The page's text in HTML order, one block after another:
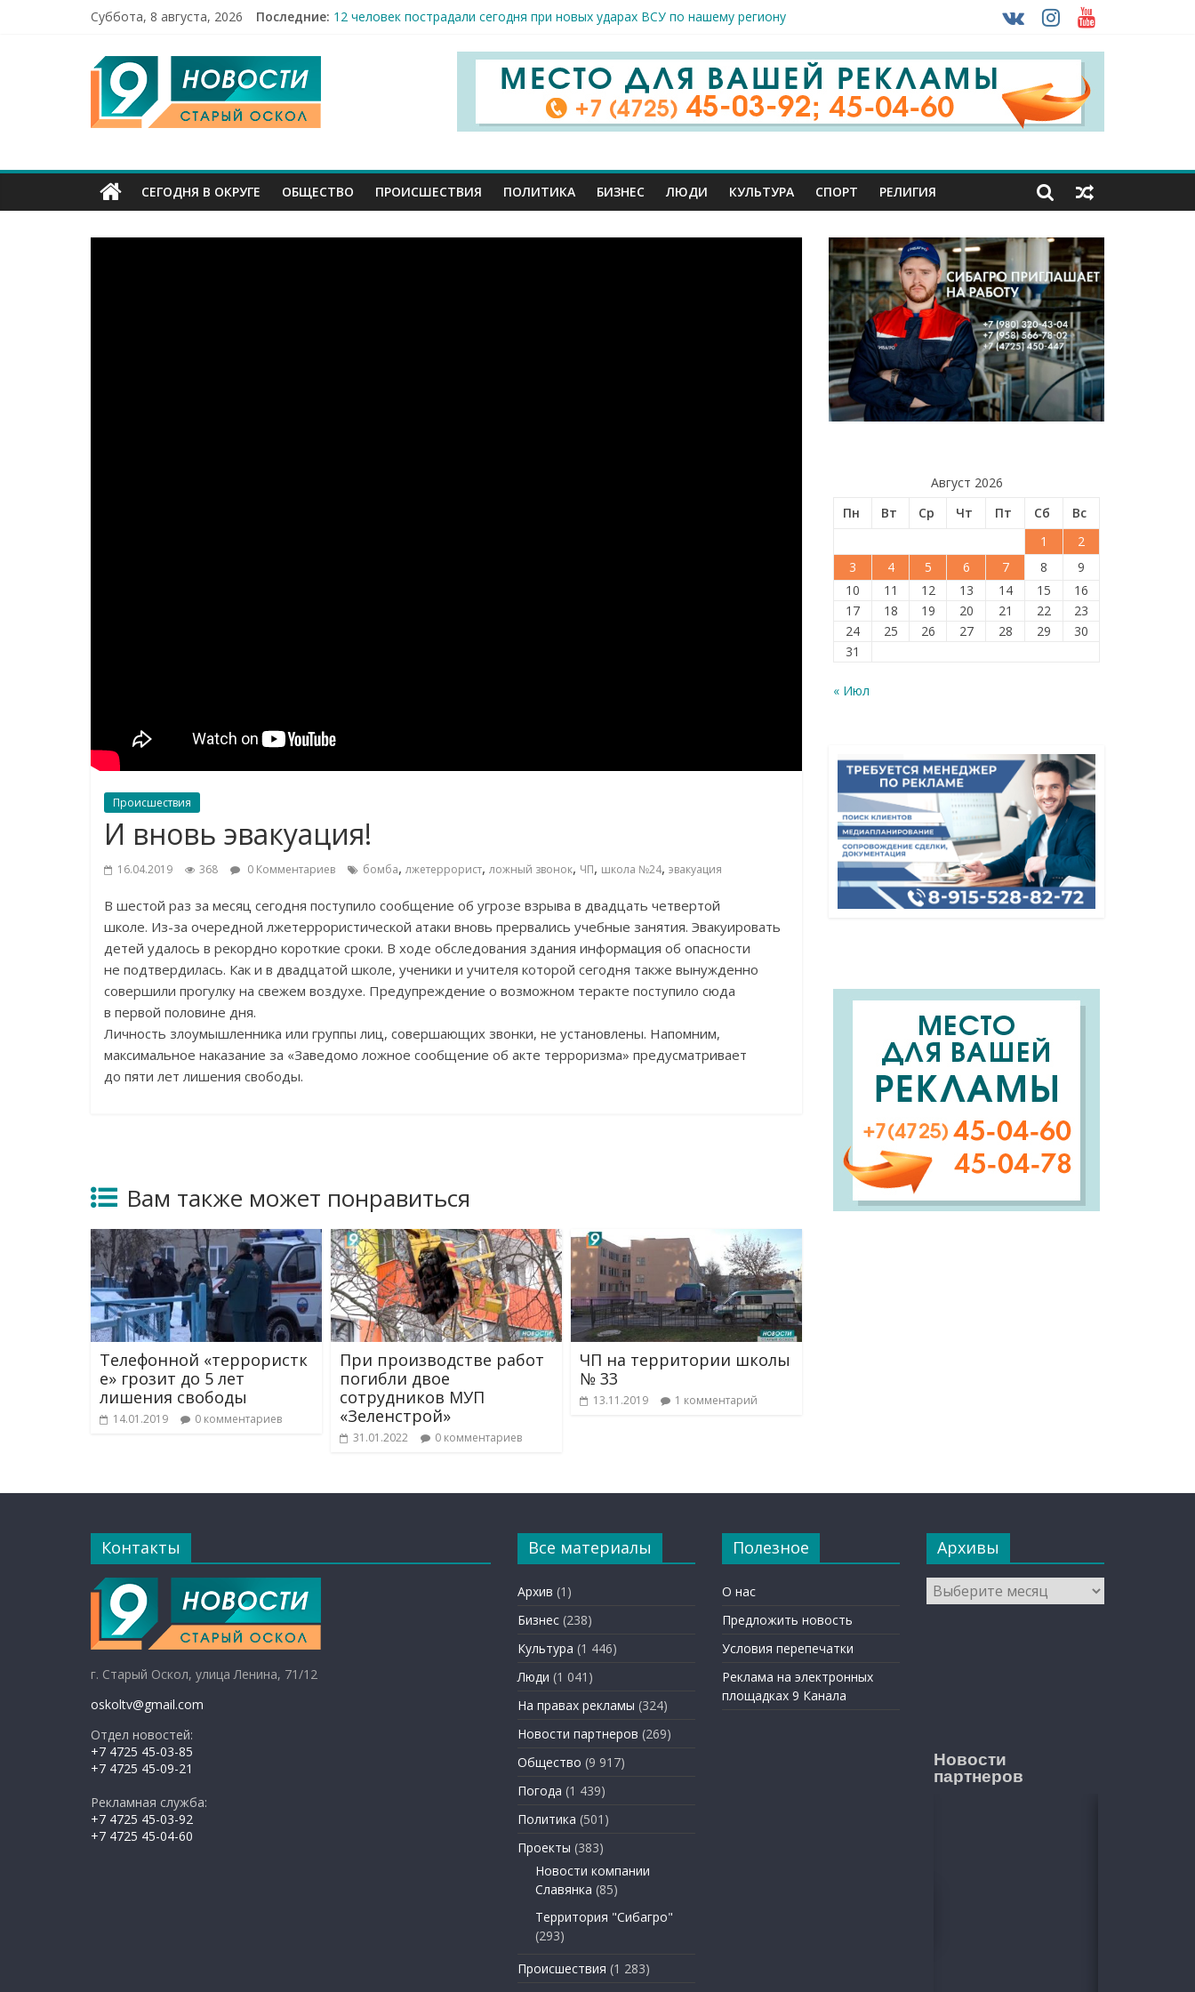
Суббота, 8 августа, 2026 Последние: 12 человек пострадали сегодня при новых ударах ВСУ по нашему региону
Строители принимают поздравления с профессиональным праздником
Праздник спорта и достижений: в Старом Осколе отметили День физкультурника
Бесплатная арт-мастерская открылась в Старом Осколе
9
Канал
Старый
Оскол
СЕГОДНЯ В ОКРУГЕ ОБЩЕСТВО ПРОИСШЕСТВИЯ ПОЛИТИКА БИЗНЕС ЛЮДИ КУЛЬТУРА СПОРТ РЕЛИГИЯ
Происшествия
И вновь эвакуация!
16.04.2019 368 0 Комментариев бомба, лжетеррорист, ложный звонок, ЧП, школа №24, эвакуация
В шестой раз за месяц сегодня поступило сообщение об угрозе взрыва в двадцать четвертой
школе. Из-за очередной лжетеррористической атаки вновь прервались учебные занятия. Эвакуировать
детей удалось в рекордно короткие сроки. В ходе обследования здания информация об опасности
не подтвердилась. Как и в двадцатой школе, ученики и учителя которой сегодня также вынужденно
совершили прогулку на свежем воздухе. Предупреждение о возможном теракте поступило сюда
в первой половине дня.
Личность злоумышленника или группы лиц, совершающих звонки, не установлены. Напомним,
максимальное наказание за «Заведомо ложное сообщение об акте терроризма» предусматривает
до пяти лет лишения свободы.
Вам также может понравиться
Телефонной «террористк
е» грозит до 5 лет
лишения свободы
14.01.2019 0 комментариев
При производстве работ
погибли двое
сотрудников МУП
«Зеленстрой»
31.01.2022 0 комментариев
ЧП на территории школы
№ 33
13.11.2019 1 комментарий
Август 2026
Пн
Вт Ср Чт Пт Сб
Вс
1
2
3
4 5 6 7 8
9
10
11 12 13 14 15
16
17
18 19 20 21 22
23
24
25 26 27 28 29
30
31
« Июл
Контакты
г. Старый Оскол, улица Ленина, 71/12
oskoltv@gmail.com
Отдел новостей:
+7 4725 45-03-85
+7 4725 45-09-21
Рекламная служба:
+7 4725 45-03-92
+7 4725 45-04-60
Все материалы
Архив (1)
Бизнес (238)
Культура (1 446)
Люди (1 041)
На правах рекламы (324)
Новости партнеров (269)
Общество (9 917)
Погода (1 439)
Политика (501)
Проекты (383)
Новости компании
Славянка (85)
Территория "Сибагро"
(293)
Происшествия (1 283)
Полезное
О нас
Предложить новость
Условия перепечатки
Реклама на электронных
площадках 9 Канала
Архивы
Архивы
Новости
партнеров